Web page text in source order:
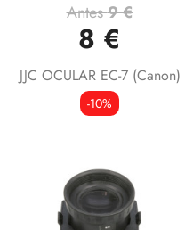
Antes9 €
8 €
JJC OCULAR EC-7 (Canon)
-10%